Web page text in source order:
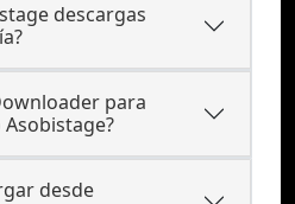
descargas
para
desde